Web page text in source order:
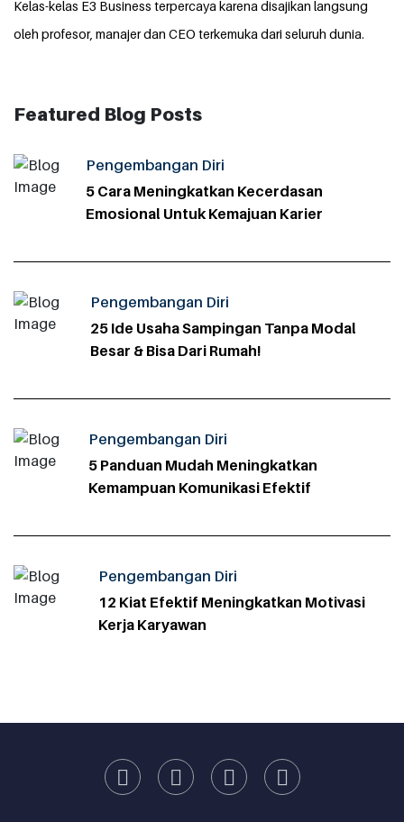
Kelas-kelas E3 Business terpercaya karena disajikan langsung
oleh profesor, manajer dan CEO terkemuka dari seluruh dunia.
Featured Blog Posts
Pengembangan Diri
5 Cara Meningkatkan Kecerdasan
Emosional Untuk Kemajuan Karier
Pengembangan Diri
25 Ide Usaha Sampingan Tanpa Modal
Besar & Bisa Dari Rumah!
Pengembangan Diri
5 Panduan Mudah Meningkatkan
Kemampuan Komunikasi Efektif
Pengembangan Diri
12 Kiat Efektif Meningkatkan Motivasi
Kerja Karyawan